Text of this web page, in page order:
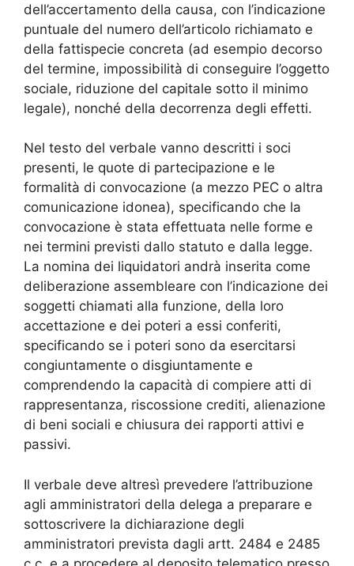
dell’accertamento della causa, con l’indicazione
puntuale del numero dell’articolo richiamato e
della fattispecie concreta (ad esempio decorso
del termine, impossibilità di conseguire l’oggetto
sociale, riduzione del capitale sotto il minimo
legale), nonché della decorrenza degli effetti.
Nel testo del verbale vanno descritti i soci
presenti, le quote di partecipazione e le
formalità di convocazione (a mezzo PEC o altra
comunicazione idonea), specificando che la
convocazione è stata effettuata nelle forme e
nei termini previsti dallo statuto e dalla legge.
La nomina dei liquidatori andrà inserita come
deliberazione assembleare con l’indicazione dei
soggetti chiamati alla funzione, della loro
accettazione e dei poteri a essi conferiti,
specificando se i poteri sono da esercitarsi
congiuntamente o disgiuntamente e
comprendendo la capacità di compiere atti di
rappresentanza, riscossione crediti, alienazione
di beni sociali e chiusura dei rapporti attivi e
passivi.
Il verbale deve altresì prevedere l’attribuzione
agli amministratori della delega a preparare e
sottoscrivere la dichiarazione degli
amministratori prevista dagli artt. 2484 e 2485